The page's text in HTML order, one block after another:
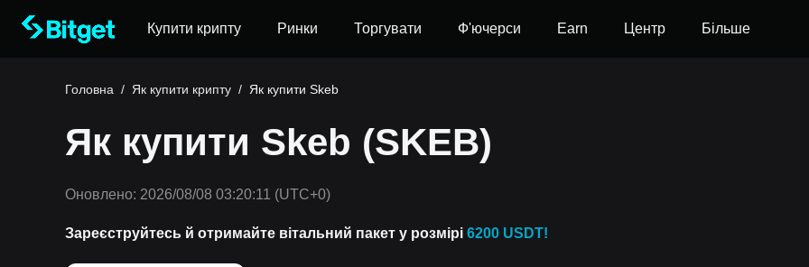
Купити крипту Ринки Торгувати Ф'ючерси Earn Центр Більше
Головна / Як купити крипту / Як купити Skeb
Як купити Skeb (SKEB)
Оновлено: 2026/08/08 03:20:11 (UTC+0)
Зареєструйтесь й отримайте вітальний пакет у розмірі 6200 USDT!